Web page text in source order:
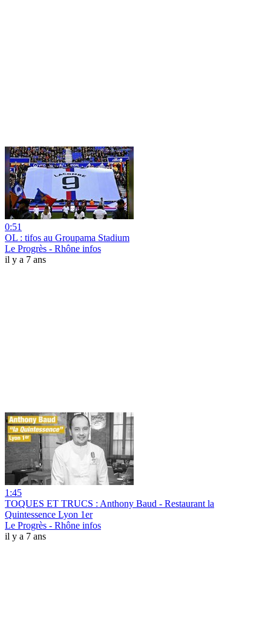
0:51
OL : tifos au Groupama Stadium
Le Progrès - Rhône infos
il y a 7 ans
1:45
TOQUES ET TRUCS : Anthony Baud - Restaurant la
Quintessence Lyon 1er
Le Progrès - Rhône infos
il y a 7 ans